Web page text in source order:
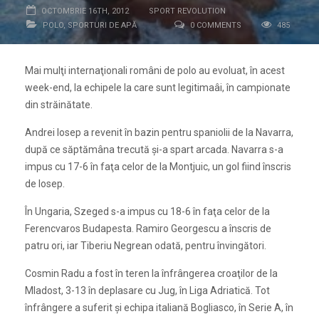
OCTOMBRIE 16TH, 2012
SPORT REVOLUTION
POLO, SPORTURI DE APĂ 0 COMMENTS 485
Mai mulţi internaţionali români de polo au evoluat, în acest
week-end, la echipele la care sunt legitimaâi, în campionate
din străinătate.
Andrei Iosep a revenit în bazin pentru spaniolii de la Navarra,
după ce săptămâna trecută şi-a spart arcada. Navarra s-a
impus cu 17-6 în faţa celor de la Montjuic, un gol fiind înscris
de Iosep.
În Ungaria, Szeged s-a impus cu 18-6 în faţa celor de la
Ferencvaros Budapesta. Ramiro Georgescu a înscris de
patru ori, iar Tiberiu Negrean odată, pentru învingători.
Cosmin Radu a fost în teren la înfrângerea croaţilor de la
Mladost, 3-13 în deplasare cu Jug, în Liga Adriatică. Tot
înfrângere a suferit şi echipa italiană Bogliasco, în Serie A, în